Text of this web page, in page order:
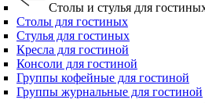
Столы и стулья для
Столы для гостиных
Стулья для гостиных
Кресла для гостиной
Консоли для гостиной
Группы кофейные для гостиной
Группы журнальные для гостиной